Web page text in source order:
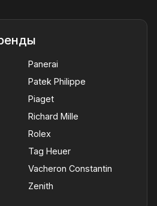
Panerai
Patek Philippe
Piaget
Richard Mille
Rolex
Tag Heuer
Vacheron Constantin
Zenith